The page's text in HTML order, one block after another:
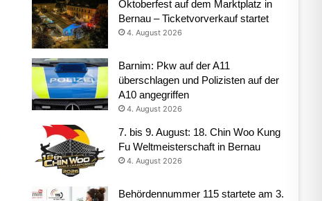
Oktoberfest auf dem Marktplatz in
Bernau – Ticketvorverkauf startet
4. August 2026
Barnim: Pkw auf der A11
überschlagen und Polizisten auf der
A10 angegriffen
4. August 2026
7. bis 9. August: 18. Chin Woo Kung
Fu Weltmeisterschaft in Bernau
4. August 2026
Behördennummer 115 startete am 3.